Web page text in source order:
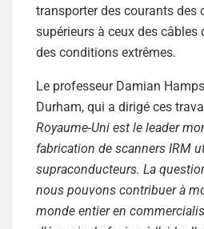
transporter des courants des
supérieurs à ceux des câbles
des conditions extrêmes.
Le professeur Damian
Durham, qui a dirigé ces
Royaume-Uni est le leader
fabrication de scanners IRM
supraconducteurs. La
nous pouvons contribuer à
monde entier en